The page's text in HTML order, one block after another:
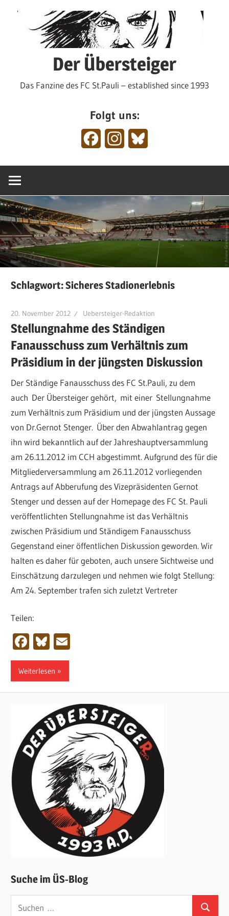
Der Übersteiger
Das Fanzine des FC St.Pauli – established since 1993
Folgt uns:
FacebookInstagram
Schlagwort:Sicheres Stadionerlebnis
20. November 2012 Uebersteiger-Redaktion
Stellungnahme des Ständigen
Fanausschuss zum Verhältnis zum
Präsidium in der jüngsten Diskussion
Der Ständige Fanausschuss des FC St.Pauli, zu dem
auch Der Übersteiger gehört, mit einer Stellungnahme
zum Verhältnis zum Präsidium und der jüngsten Aussage
von Dr.Gernot Stenger. Über den Abwahlantrag gegen
ihn wird bekanntlich auf der Jahreshauptversammlung
am 26.11.2012 im CCH abgestimmt. Aufgrund des für die
Mitgliederversammlung am 26.11.2012 vorliegenden
Antrags auf Abberufung des Vizepräsidenten Gernot
Stenger und dessen auf der Homepage des FC St. Pauli
veröffentlichten Stellungnahme ist das Verhältnis
zwischen Präsidium und Ständigem Fanausschuss
Gegenstand einer öffentlichen Diskussion geworden. Wir
halten es daher für geboten, auch unsere Sichtweise und
Einschätzung darzulegen und nehmen wie folgt Stellung:
Am 24. September trafen sich zuletzt Vertreter
Teilen:
Facebook
Bluesky
Weiterlesen
Suche im ÜS-Blog